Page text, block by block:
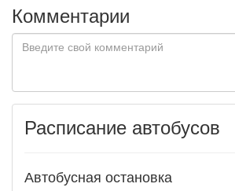
Комментарии
Расписание автобусов
Автобусная остановка